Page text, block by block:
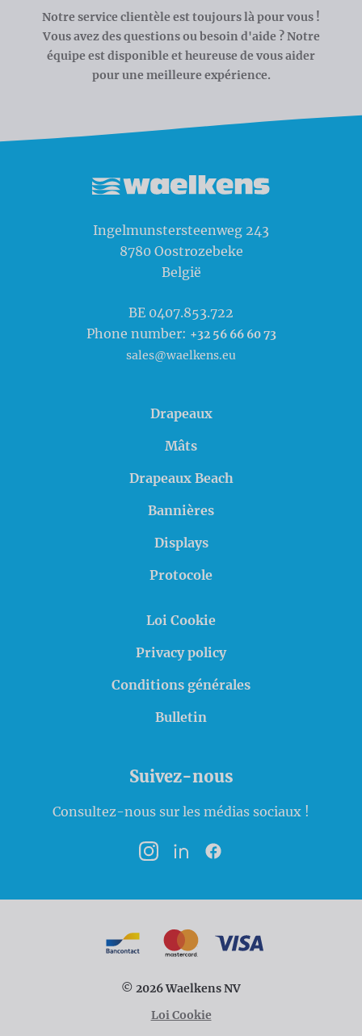
Notre service clientèle est toujours là pour vous !
Vous avez des questions ou besoin d'aide ? Notre
équipe est disponible et heureuse de vous aider
pour une meilleure expérience.
Ingelmunstersteenweg 243
8780 Oostrozebeke
België
BE 0407.853.722
Phone number: +32 56 66 60 73
sales@waelkens.eu
Drapeaux
Mâts
Drapeaux Beach
Bannières
Displays
Protocole
Loi Cookie
Privacy policy
Conditions générales
Bulletin
Suivez-nous
Consultez-nous sur les médias sociaux !
InstagramLinkedInFacebook
© 2026 Waelkens NV
Loi Cookie
Modalités de paiement
BancontactMasterCard
VISA